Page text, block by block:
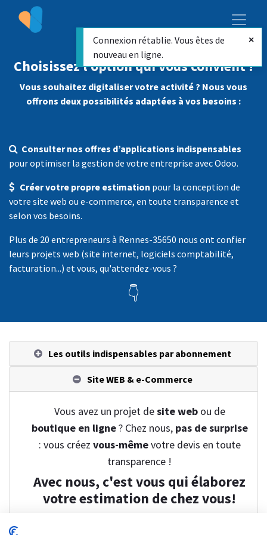
Choisissez l’option qui vous convient !
Vous souhaitez digitaliser votre activité ? Nous vous
offrons deux possibilités adaptées à vos besoins :
Consulter nos offres d’applications indispensables
pour optimiser la gestion de votre entreprise avec Odoo.
Créer votre propre estimation pour la conception de
votre site web ou e-commerce, en toute transparence et
selon vos besoins.
Plus de 20 entrepreneurs à Rennes-35650 nous ont confier
leurs projets web (site internet, logiciels comptabilité,
facturation...) et vous, qu'attendez-vous ?
👇
Les outils indispensables par abonnement
Site WEB & e-Commerce
Vous avez un projet desite webou de
boutique en ligne? Chez nous, pas de surprise
: vous créez vous-mêmevotre devis en toute
transparence !
Avec nous, c'est vous qui élaborez
votre estimation de chez vous!
Connexion rétablie. Vous êtes de
nouveau en ligne.